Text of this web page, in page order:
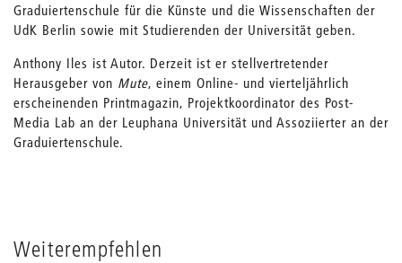
Weiterempfehlen
Graduiertenschule für die Künste und die Wissenschaften der
UdK Berlin sowie mit Studierenden der Universität geben.
Anthony Iles ist Autor. Derzeit ist er stellvertretender
Herausgeber von Mute, einem Online- und vierteljährlich
erscheinenden Printmagazin, Projektkoordinator des Post-
Media Lab an der Leuphana Universität und Assoziierter an der
Graduiertenschule.